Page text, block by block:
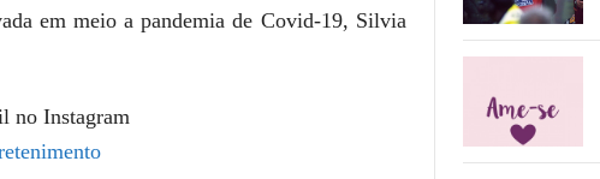
em meio a pandemia de Covid-19, Silvia
no Instagram